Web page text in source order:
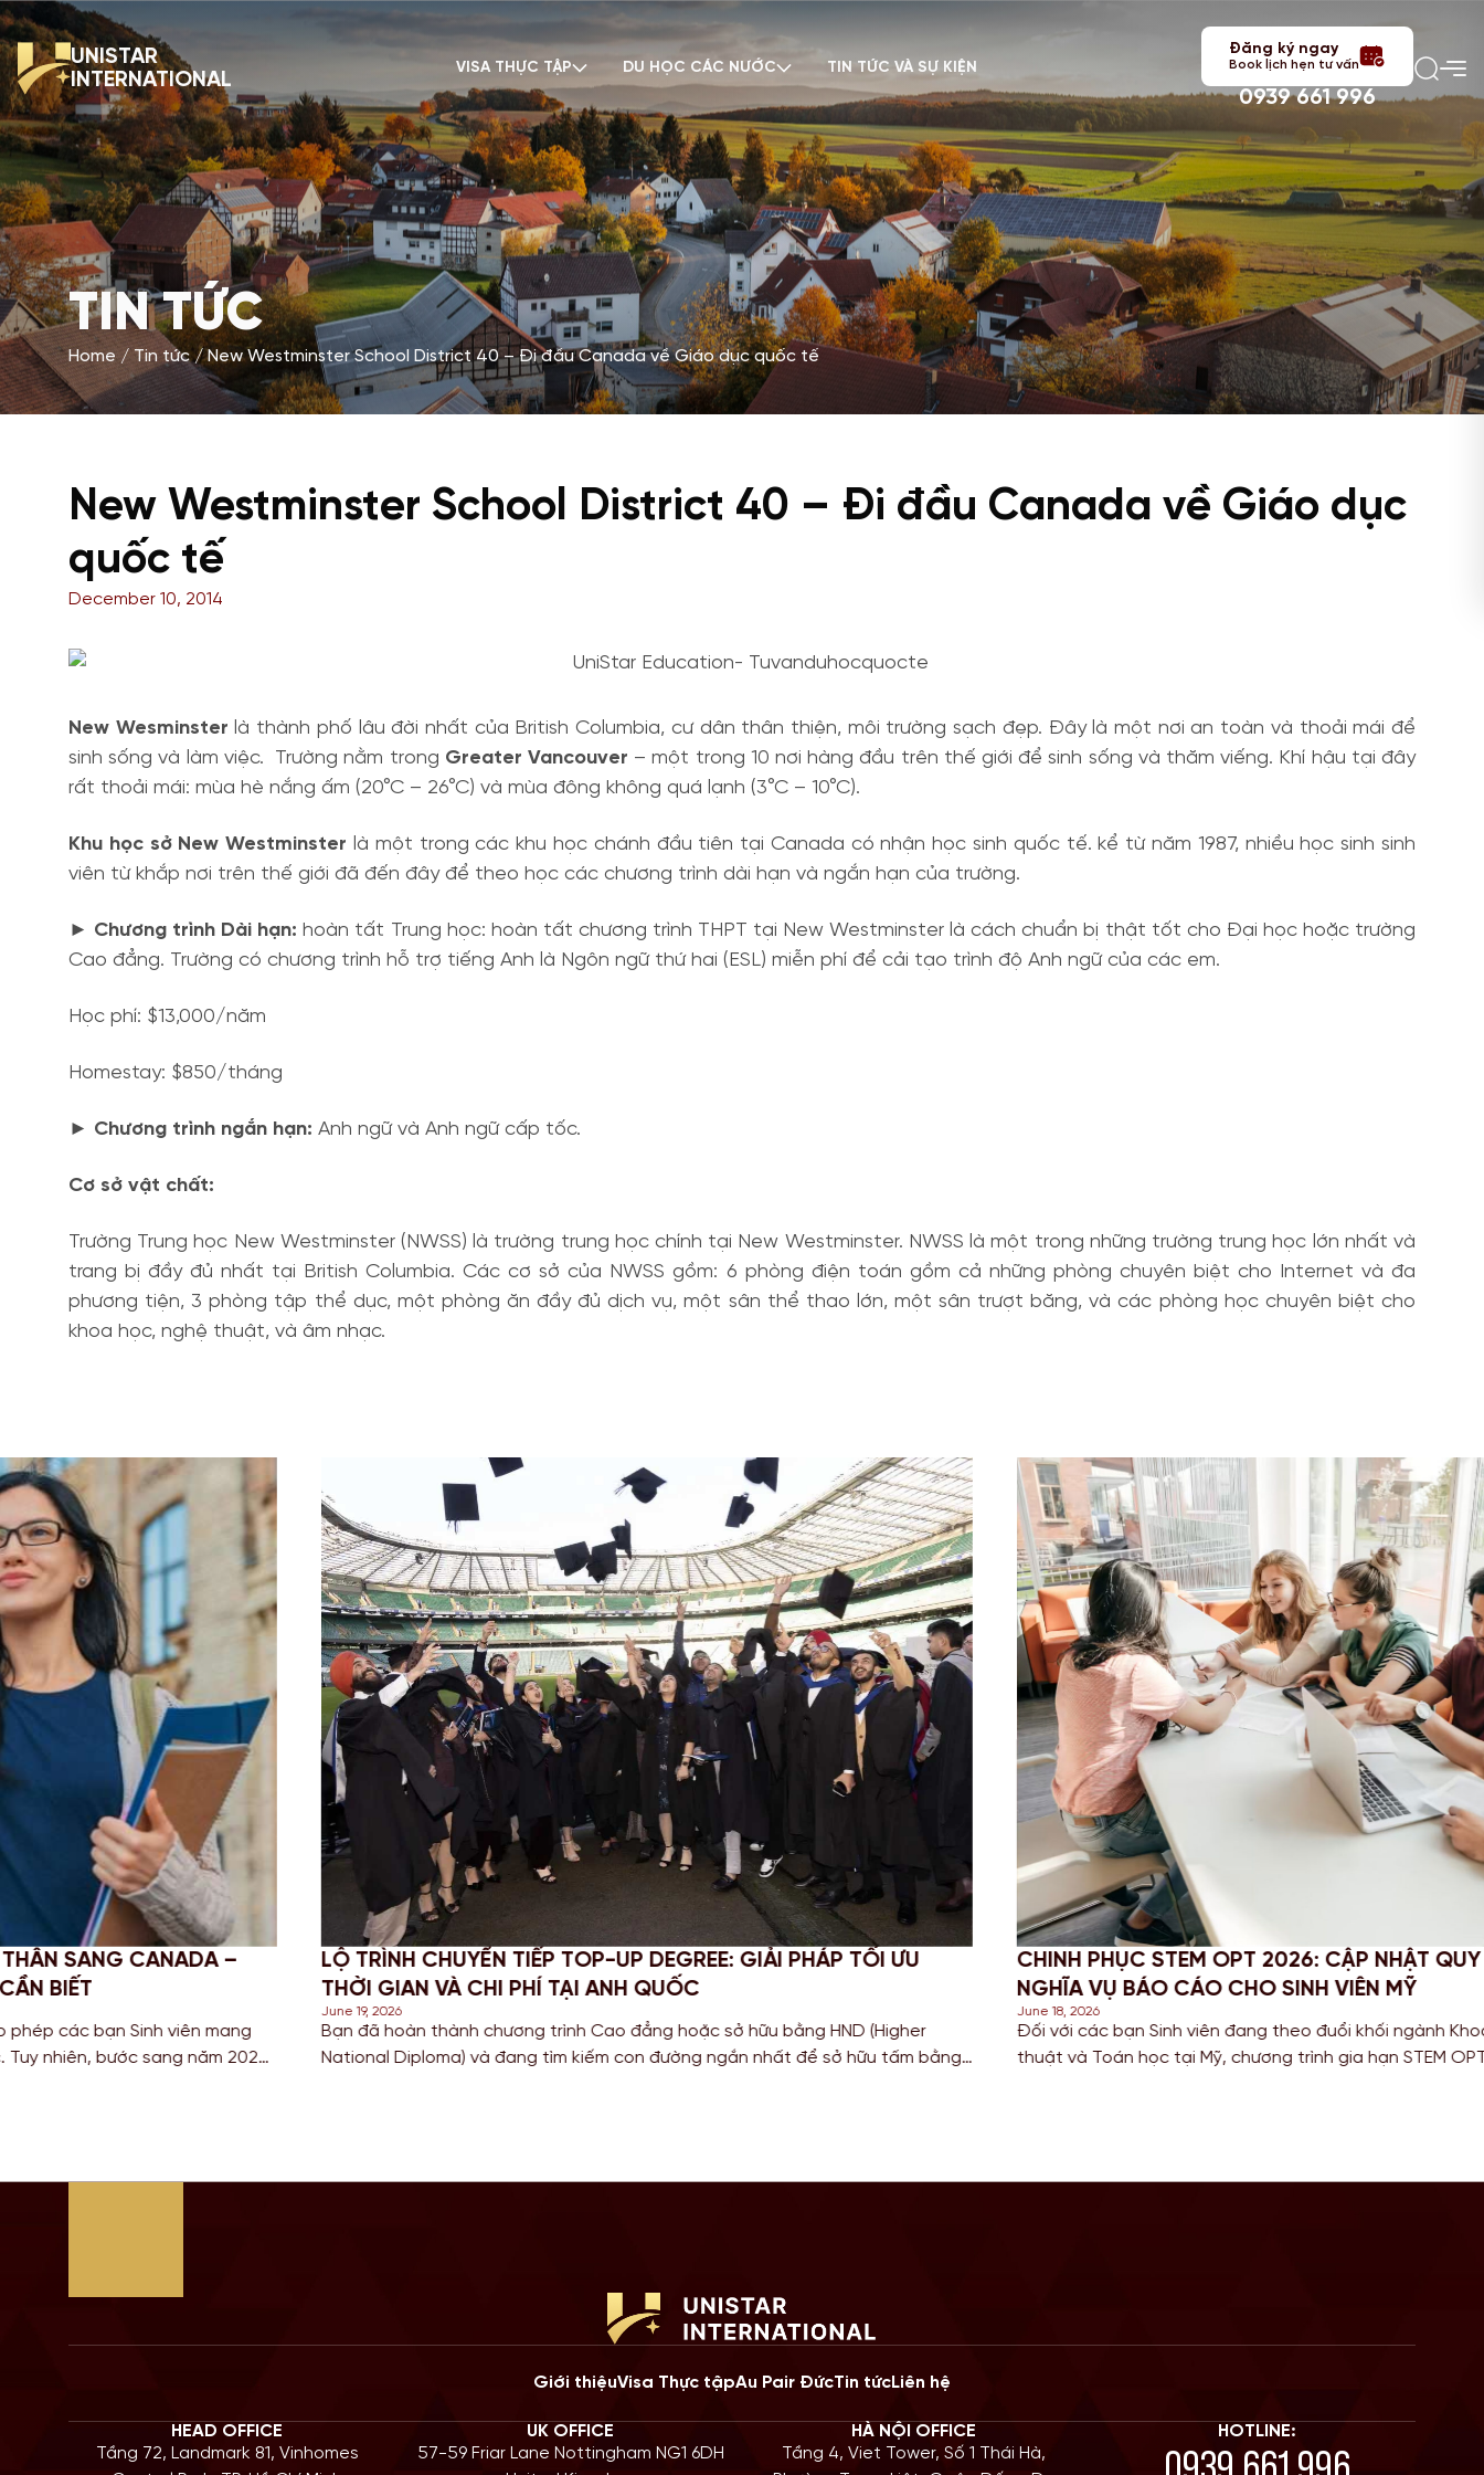
UNISTAR
INTERNATIONAL
VISA THỰC TẬP DU HỌC CÁC NƯỚC TIN TỨC VÀ SỰ KIỆN
Đăng ký ngay
Book lịch hẹn tư vấn
0939 661 996
TIN TỨC
Home Tin tức New Westminster School District 40 – Đi đầu Canada về Giáo dục quốc tế
New Westminster School District 40 – Đi đầu Canada về Giáo dục
quốc tế
December 10, 2014
New Wesminsterlà thành phố lâu đời nhất của British Columbia, cư dân thân thiện, môi trường sạch đẹp. Đây là một nơi an toàn và thoải mái để
sinh sống và làm việc. Trường nằm trong Greater Vancouver – một trong 10 nơi hàng đầu trên thế giới để sinh sống và thăm viếng. Khí hậu tại đây
rất thoải mái: mùa hè nắng ấm (20°C – 26°C) và mùa đông không quá lạnh (3°C – 10°C).
Khu học sở New Westminster là một trong các khu học chánh đầu tiên tại Canada có nhận học sinh quốc tế. kể từ năm 1987, nhiều học sinh sinh
viên từ khắp nơi trên thế giới đã đến đây để theo học các chương trình dài hạn và ngắn hạn của trường.
► Chương trình Dài hạn:hoàn tất Trung học: hoàn tất chương trình THPT tại New Westminster là cách chuẩn bị thật tốt cho Đại học hoặc trường
Cao đẳng. Trường có chương trình hỗ trợ tiếng Anh là Ngôn ngữ thứ hai (ESL) miễn phí để cải tạo trình độ Anh ngữ của các em.
Học phí: $13,000/năm
Homestay: $850/tháng
► Chương trình ngắn hạn: Anh ngữ và Anh ngữ cấp tốc.
Cơ sở vật chất:
Trường Trung học New Westminster (NWSS) là trường trung học chính tại New Westminster. NWSS là một trong những trường trung học lớn nhất và
trang bị đầy đủ nhất tại British Columbia. Các cơ sở của NWSS gồm: 6 phòng điện toán gồm cả những phòng chuyên biệt cho Internet và đa
phương tiện, 3 phòng tập thể dục, một phòng ăn đầy đủ dịch vụ, một sân thể thao lớn, một sân trượt băng, và các phòng học chuyên biệt cho
khoa học, nghệ thuật, và âm nhạc.
DEGREE: GIẢI PHÁP TỐI ƯU
QUỐC
đẳng hoặc sở hữu bằng HND (Higher
con đường ngắn nhất để sở hữu tấm bằng
CHINH PHỤC STEM OPT 2026: CẬP NHẬT QUY ĐỊNH MỚI VÀ
NGHĨA VỤ BÁO CÁO CHO SINH VIÊN MỸ
Đối với các bạn Sinh viên đang theo đuổi khối ngành Khoa học, Công nghệ, Kỹ
thuật và Toán học tại Mỹ, chương trình gia hạn STEM OPT không chỉ là cơ hội
PROFESSIONAL YEAR (PY) LÀ GÌ?
VÀNG ĐỂ CỘNG ĐIỂM ĐỊNH CƯ ÚC
Trong bối cảnh cuộc đua giành tấm thẻ
nên khốc liệt vào năm 2026, các bạn Sinh
Giới thiệuVisa Thực tậpAu Pair ĐứcTin tứcLiên hệ
HEAD OFFICE
Tầng 72, Landmark 81, Vinhomes
UK OFFICE
57-59 Friar Lane Nottingham NG1 6DH
HÀ NỘI OFFICE
Tầng 4, Viet Tower, Số 1 Thái Hà,
HOTLINE: